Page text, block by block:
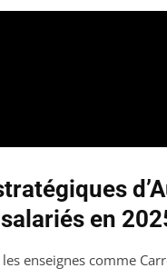
en
enseignes comme